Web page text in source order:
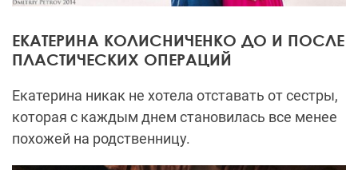
ЕКАТЕРИНА КОЛИСНИЧЕНКО ДО И ПОСЛЕ
ПЛАСТИЧЕСКИХ ОПЕРАЦИЙ
Екатерина никак не хотела отставать от сестры,
которая с каждым днем становилась все менее
похожей на родственницу.